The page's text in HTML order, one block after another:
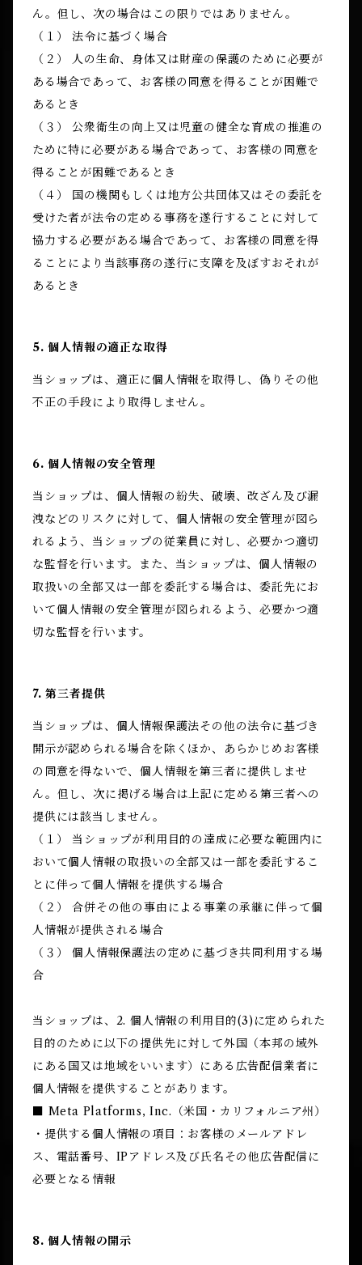
ん。但し、次の場合はこの限りではありません。
（１） 法令に基づく場合
（２） 人の生命、身体又は財産の保護のために必要が
ある場合であって、お客様の同意を得ることが困難で
あるとき
（３） 公衆衛生の向上又は児童の健全な育成の推進の
ために特に必要がある場合であって、お客様の同意を
得ることが困難であるとき
（４） 国の機関もしくは地方公共団体又はその委託を
受けた者が法令の定める事務を遂行することに対して
協力する必要がある場合であって、お客様の同意を得
ることにより当該事務の遂行に支障を及ぼすおそれが
あるとき
5. 個人情報の適正な取得
当ショップは、適正に個人情報を取得し、偽りその他
不正の手段により取得しません。
6. 個人情報の安全管理
当ショップは、個人情報の紛失、破壊、改ざん及び漏
洩などのリスクに対して、個人情報の安全管理が図ら
れるよう、当ショップの従業員に対し、必要かつ適切
な監督を行います。また、当ショップは、個人情報の
取扱いの全部又は一部を委託する場合は、委託先にお
いて個人情報の安全管理が図られるよう、必要かつ適
切な監督を行います。
7. 第三者提供
当ショップは、個人情報保護法その他の法令に基づき
開示が認められる場合を除くほか、あらかじめお客様
の同意を得ないで、個人情報を第三者に提供しませ
ん。但し、次に掲げる場合は上記に定める第三者への
提供には該当しません。
（１） 当ショップが利用目的の達成に必要な範囲内に
おいて個人情報の取扱いの全部又は一部を委託するこ
とに伴って個人情報を提供する場合
（２） 合併その他の事由による事業の承継に伴って個
人情報が提供される場合
（３） 個人情報保護法の定めに基づき共同利用する場
合
当ショップは、2. 個人情報の利用目的(3)に定められた
目的のために以下の提供先に対して外国（本邦の域外
にある国又は地域をいいます）にある広告配信業者に
個人情報を提供することがあります。
■ Meta Platforms, Inc.（米国・カリフォルニア州）
・提供する個人情報の項目：お客様のメールアドレ
ス、電話番号、IPアドレス及び氏名その他広告配信に
必要となる情報
8. 個人情報の開示